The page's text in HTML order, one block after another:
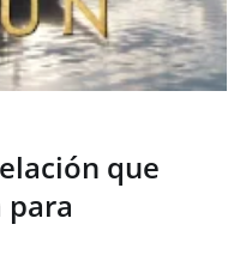
que
para